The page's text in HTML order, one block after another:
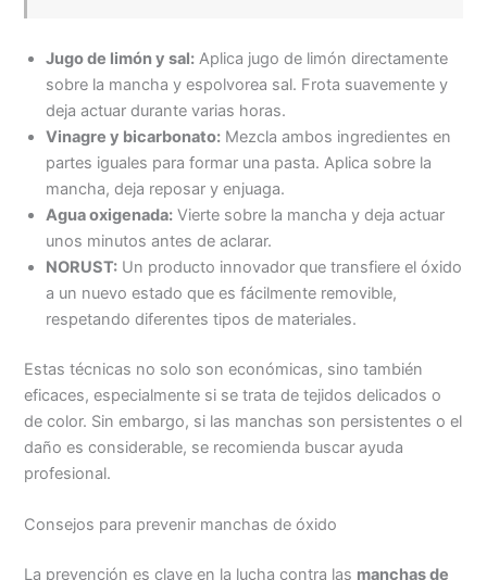
Jugo de limón y sal: Aplica jugo de limón directamente
sobre la mancha y espolvorea sal. Frota suavemente y
deja actuar durante varias horas.
Vinagre y bicarbonato: Mezcla ambos ingredientes en
partes iguales para formar una pasta. Aplica sobre la
mancha, deja reposar y enjuaga.
Agua oxigenada: Vierte sobre la mancha y deja actuar
unos minutos antes de aclarar.
NORUST: Un producto innovador que transfiere el óxido
a un nuevo estado que es fácilmente removible,
respetando diferentes tipos de materiales.
Estas técnicas no solo son económicas, sino también
eficaces, especialmente si se trata de tejidos delicados o
de color. Sin embargo, si las manchas son persistentes o el
daño es considerable, se recomienda buscar ayuda
profesional.
Consejos para prevenir manchas de óxido
La prevención es clave en la lucha contra las manchas de